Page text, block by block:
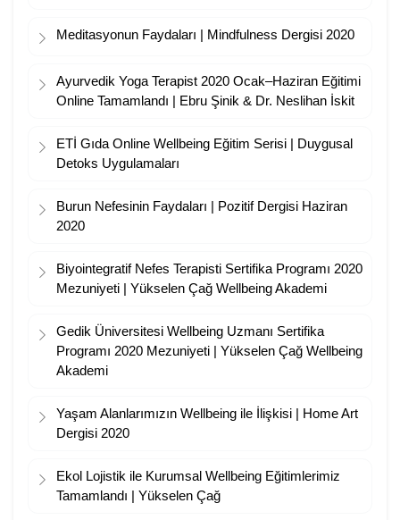
Meditasyonun Faydaları | Mindfulness Dergisi 2020
Ayurvedik Yoga Terapist 2020 Ocak–Haziran Eğitimi
Online Tamamlandı | Ebru Şinik & Dr. Neslihan İskit
ETİ Gıda Online Wellbeing Eğitim Serisi | Duygusal
Detoks Uygulamaları
Burun Nefesinin Faydaları | Pozitif Dergisi Haziran
2020
Biyointegratif Nefes Terapisti Sertifika Programı 2020
Mezuniyeti | Yükselen Çağ Wellbeing Akademi
Gedik Üniversitesi Wellbeing Uzmanı Sertifika
Programı 2020 Mezuniyeti | Yükselen Çağ Wellbeing
Akademi
Yaşam Alanlarımızın Wellbeing ile İlişkisi | Home Art
Dergisi 2020
Ekol Lojistik ile Kurumsal Wellbeing Eğitimlerimiz
Tamamlandı | Yükselen Çağ